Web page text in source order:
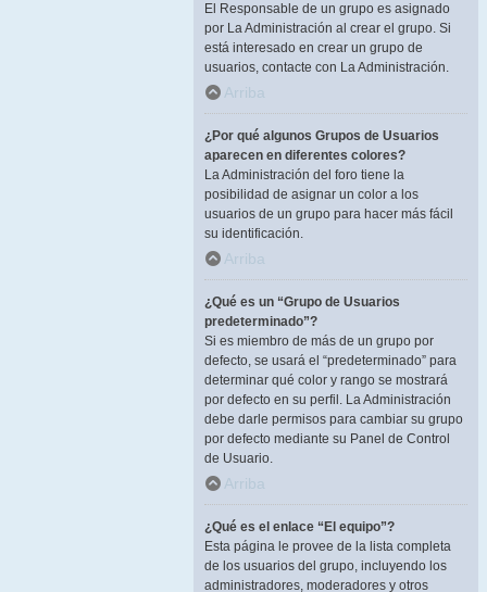
El Responsable de un grupo es asignado
por La Administración al crear el grupo. Si
está interesado en crear un grupo de
usuarios, contacte con La Administración.
Arriba
¿Por qué algunos Grupos de Usuarios
aparecen en diferentes colores?
La Administración del foro tiene la
posibilidad de asignar un color a los
usuarios de un grupo para hacer más fácil
su identificación.
Arriba
¿Qué es un “Grupo de Usuarios
predeterminado”?
Si es miembro de más de un grupo por
defecto, se usará el “predeterminado” para
determinar qué color y rango se mostrará
por defecto en su perfil. La Administración
debe darle permisos para cambiar su grupo
por defecto mediante su Panel de Control
de Usuario.
Arriba
¿Qué es el enlace “El equipo”?
Esta página le provee de la lista completa
de los usuarios del grupo, incluyendo los
administradores, moderadores y otros